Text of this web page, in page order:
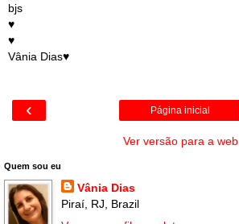
bjs
♥
♥
Vânia Dias♥
‹ Página inicial
Ver versão para a web
Quem sou eu
Vânia Dias
Piraí, RJ, Brazil